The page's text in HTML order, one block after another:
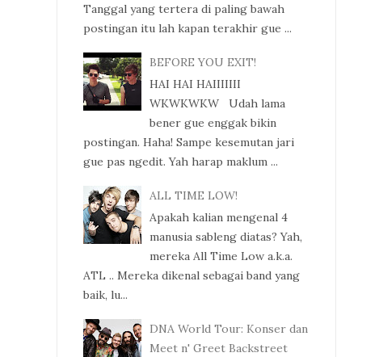
Tanggal yang tertera di paling bawah
postingan itu lah kapan terakhir gue ...
BEFORE YOU EXIT!
HAI HAI HAIIIIIII
WKWKWKW Udah lama
bener gue enggak bikin
postingan. Haha! Sampe kesemutan jari
gue pas ngedit. Yah harap maklum ...
ALL TIME LOW!
Apakah kalian mengenal 4
manusia sableng diatas? Yah,
mereka All Time Low a.k.a.
ATL .. Mereka dikenal sebagai band yang
baik, lu...
DNA World Tour: Konser dan
Meet n' Greet Backstreet